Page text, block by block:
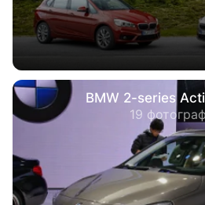
BMW 2-series
19